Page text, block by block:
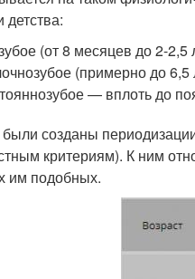
детства:
(от 8 месяцев до 2-
(примерно до
— вплоть до
созданы
критериям). К ним
им подобных.